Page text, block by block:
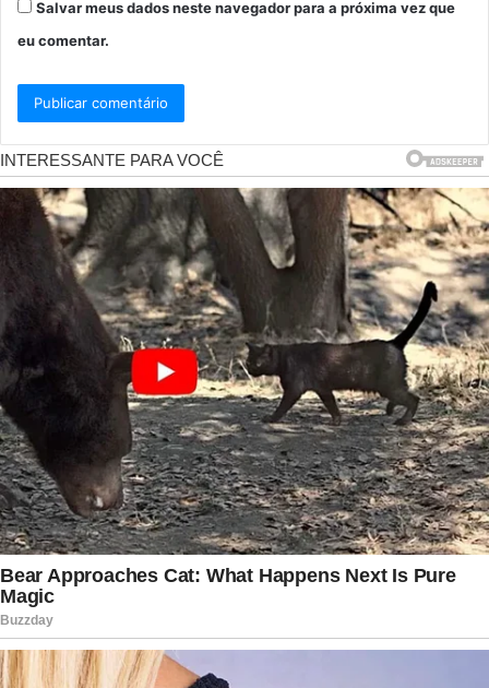
Salvar meus dados neste navegador para a próxima vez que
eu comentar.